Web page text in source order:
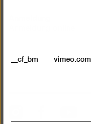
__cf_bm vimeo.com